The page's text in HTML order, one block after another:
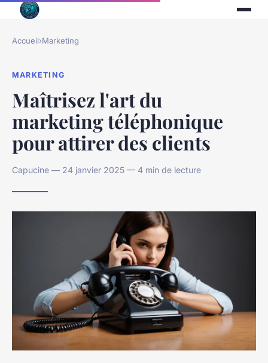
Accueil›Marketing
MARKETING
Maîtrisez l'art du
marketing téléphonique
pour attirer des clients
Capucine — 24 janvier 2025 — 4 min de lecture